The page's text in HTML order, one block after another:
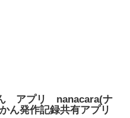
アプリ nanacara(ナ
ん発作記録共有アプリ